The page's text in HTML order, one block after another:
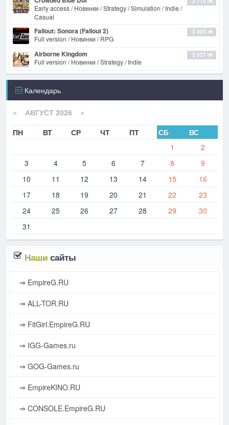
Early access / Новинки / Strategy / Simulation / Indie /
Casual
3 403
Fallout: Sonora (Fallout 2)
Full version / Новинки / RPG
2 527
Airborne Kingdom
Full version / Новинки / Strategy / Indie
Календарь
« АВГУСТ 2026 »
ПН
ВТ СР ЧТ ПТ СБ
ВС
1
2
3
4 5 6 7 8
9
10
11 12 13 14 15
16
17
18 19 20 21 22
23
24
25 26 27 28 29
30
31
Наши сайты
⇒ EmpireG.RU
⇒ ALL-TOR.RU
⇒ FitGirl.EmpireG.RU
⇒ IGG-Games.ru
⇒ GOG-Games.ru
⇒ EmpireKINO.RU
⇒ CONSOLE.EmpireG.RU